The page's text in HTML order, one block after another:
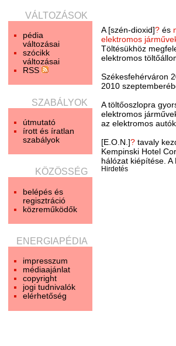
VÁLTOZÁSOK
pédia
változásai
szócikk
változásai
RSS
SZABÁLYOK
útmutató
írott és íratlan
szabályok
KÖZÖSSÉG
belépés és
regisztráció
közreműködők
ENERGIAPÉDIA
impresszum
médiaajánlat
copyright
jogi tudnivalók
elérhetőség
A [szén-dioxid]? és
elektromos
Töltésükhöz
elektromos
Székesfehérváron
2010
A töltőoszlopra
elektromos
az elektromos
[E.O.N.]? tavaly
Kempinski Hotel
hálózat kiépítése.
Hirdetés